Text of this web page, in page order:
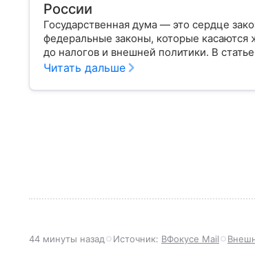
России
Государственная дума — это сердце
федеральные законы, которые
до налогов и внешней политики. В
Читать дальше
44 минуты назад Источник: ВФокусе Mail